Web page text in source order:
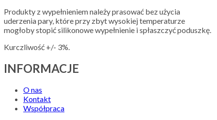
Produkty z wypełnieniem należy prasować bez użycia
uderzenia pary, które przy zbyt wysokiej temperaturze
mogłoby stopić silikonowe wypełnienie i spłaszczyć poduszkę.
Kurczliwość +/- 3%.
INFORMACJE
O nas
Kontakt
Współpraca